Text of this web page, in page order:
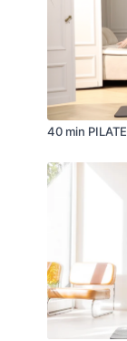
40 min